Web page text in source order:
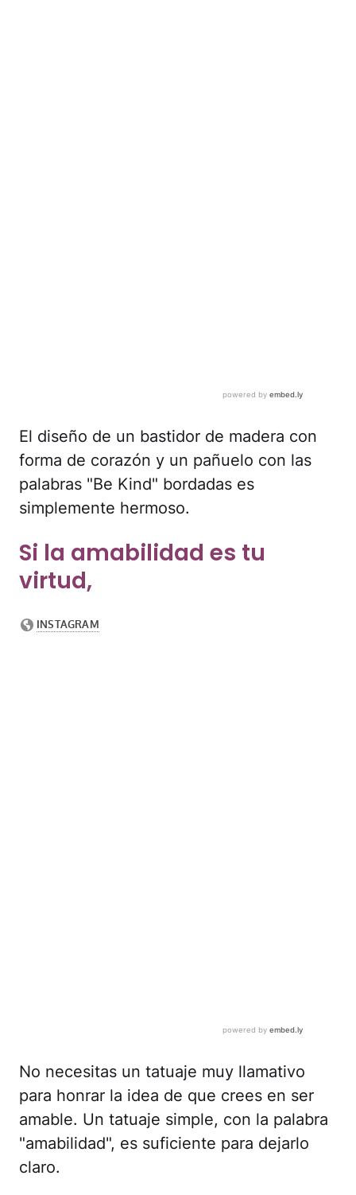
El diseño de un bastidor de madera con
forma de corazón y un pañuelo con las
palabras "Be Kind" bordadas es
simplemente hermoso.
Si la amabilidad es tu
virtud,
No necesitas un tatuaje muy llamativo
para honrar la idea de que crees en ser
amable. Un tatuaje simple, con la palabra
"amabilidad", es suficiente para dejarlo
claro.